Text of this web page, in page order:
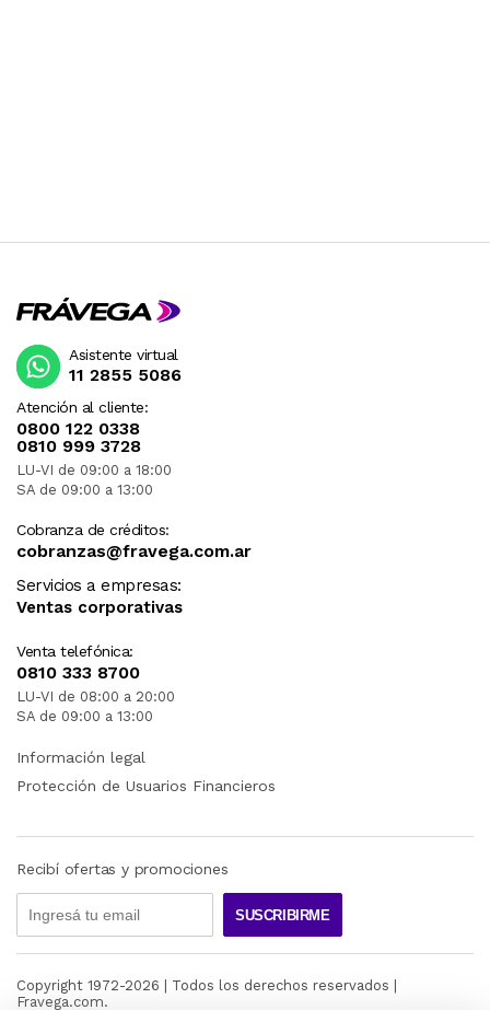
Atención al cliente:
0800 122 0338
0810 999 3728
LU-VI de 09:00 a 18:00
SA de 09:00 a 13:00
Cobranza de créditos:
cobranzas@fravega.com.ar
Servicios a empresas:
Ventas corporativas
Venta telefónica:
0810 333 8700
LU-VI de 08:00 a 20:00
SA de 09:00 a 13:00
Asistente virtual
11 2855 5086
Información legal
Protección de Usuarios Financieros
Recibí ofertas y promociones
SUSCRIBIRME
Copyright 1972-2026 | Todos los derechos reservados |
Fravega.com.